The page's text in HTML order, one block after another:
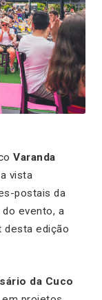
Varanda
vista
postais da
do evento, a
desta edição
da Cuco